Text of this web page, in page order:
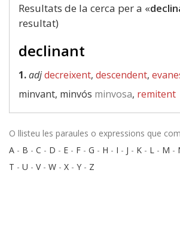
Resultats de la cerca per a «
resultat)
declinant
1.adjdecreixent, descendent,
minvant, minvós minvosa, remitent
O llisteu les paraules o expressions que
A - B - C - D - E - F - G - H - I - J - K - L - M -
T - U - V- W - X - Y - Z